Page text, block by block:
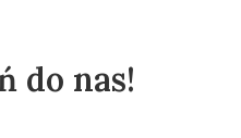
do nas!